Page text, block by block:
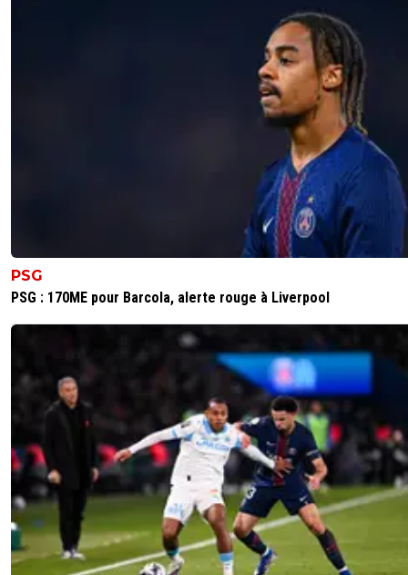
PSG
PSG : 170ME pour Barcola, alerte rouge à Liverpool